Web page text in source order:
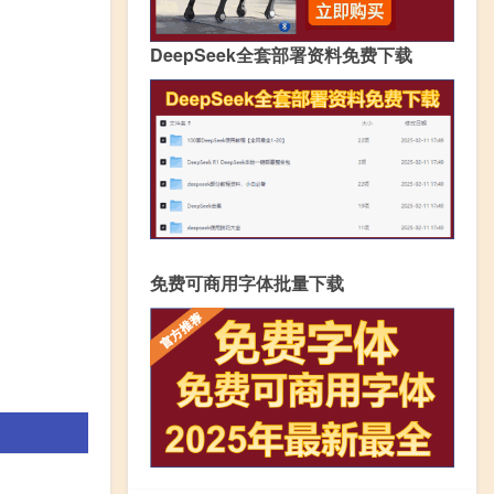
DeepSeek全套部署资料免费下载
免费可商用字体批量下载